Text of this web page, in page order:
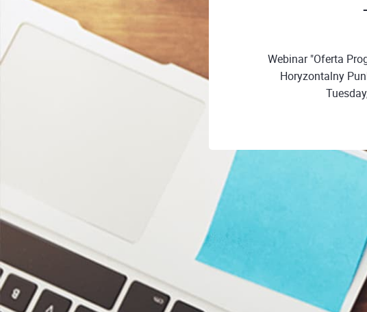
Webinar "Oferta
Horyzontalny